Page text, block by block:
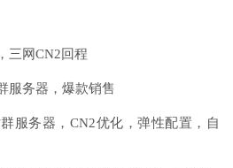
三网CN2回程
服务器，爆款销售
服务器，CN2优化，弹性配置，自